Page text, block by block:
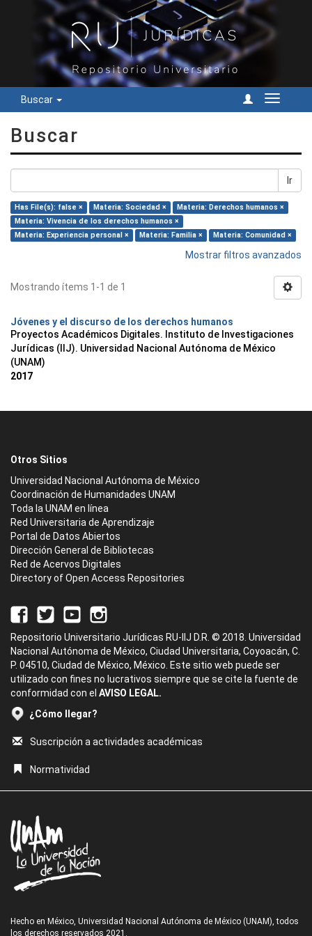
Buscar
Cambiar
Buscar
Ir
Has File(s): false × Materia: Sociedad ×
Materia: Derechos humanos ×
Materia: Vivencia de los derechos humanos ×
Materia: Experiencia personal ×
Materia: Familia × Materia: Comunidad ×
Mostrar filtros avanzados
Mostrando ítems 1-1 de 1
Jóvenes y el discurso de los derechos humanos
Proyectos Académicos Digitales. Instituto de Investigaciones
Jurídicas (IIJ). Universidad Nacional Autónoma de México
(UNAM)
2017
Otros Sitios
Universidad Nacional Autónoma de México
Coordinación de Humanidades UNAM
Toda la UNAM en línea
Red Universitaria de Aprendizaje
Portal de Datos Abiertos
Dirección General de Bibliotecas
Red de Acervos Digitales
Directory of Open Access Repositories
Repositorio Universitario Jurídicas RU-IIJ D.R. © 2018. Universidad
Nacional Autónoma de México, Ciudad Universitaria, Coyoacán, C.
P. 04510, Ciudad de México, México. Este sitio web puede ser
utilizado con fines no lucrativos siempre que se cite la fuente de
conformidad con el AVISO LEGAL.
¿Cómo llegar?
Suscripción a actividades académicas
Normatividad
Hecho en México, Universidad Nacional Autónoma de México (UNAM), todos
los derechos reservados 2021.